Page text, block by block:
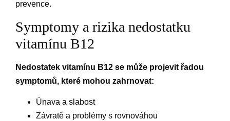
prevence.
Symptomy a rizika nedostatku
vitamínu B12
Nedostatek vitamínu B12 se může projevit řadou
symptomů, které mohou zahrnovat:
Únava a slabost
Závratě a problémy s rovnováhou